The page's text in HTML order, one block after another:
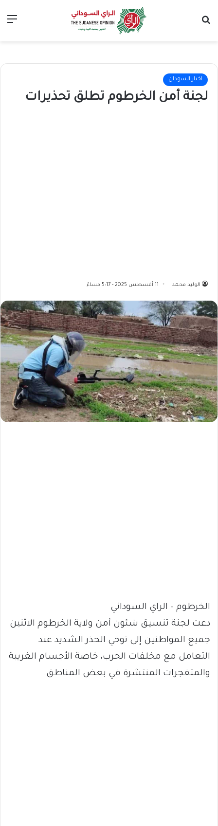
اخبار السودان
لجنة أمن الخرطوم تطلق تحذيرات
الوليد محمد 11 أغسطس 2025 - 5:17 مساءً
الخرطوم – الراي السوداني
دعت لجنة تنسيق شئون أمن ولاية الخرطوم الاثنين
جميع المواطنين إلى توخي الحذر الشديد عند
التعامل مع مخلفات الحرب، خاصة الأجسام الغريبة
والمتفجرات المنتشرة في بعض المناطق.